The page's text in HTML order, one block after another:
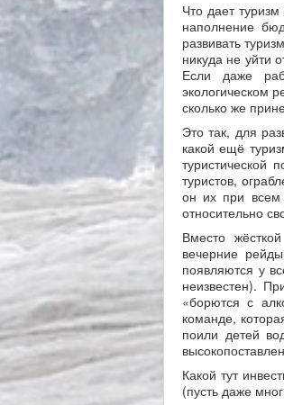
Что дает
наполнение
развивать
никуда не уйти
Если даже
экологическом
сколько же
Это так, для
какой ещё
туристической
туристов,
он их при
относительно
Вместо
вечерние
появляются у
неизвестен).
«борются с
команде,
поили детей
Какой тут
(пусть даже